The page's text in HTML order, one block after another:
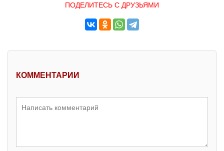
ПОДЕЛИТЕСЬ С ДРУЗЬЯМИ
КОММЕНТАРИИ